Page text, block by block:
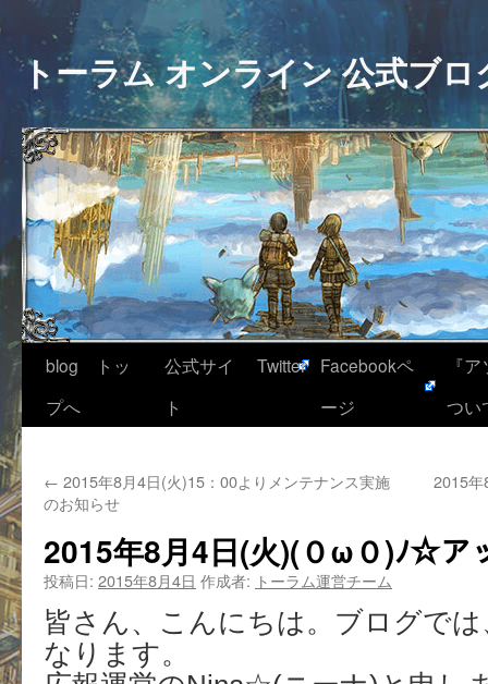
トーラム オンライン 公式ブロ
blog トッ
プへ
公式サイ
ト
Twitter
Facebookペ
ージ
『
つい
← 2015年8月4日(火)15：00よりメンテナンス実施
のお知らせ
2015年
2015年8月4日(火)(０ω０)ﾉ☆ア
投稿日: 2015年8月4日 作成者: トーラム運営チーム
皆さん、こんにちは。ブログで
なります。